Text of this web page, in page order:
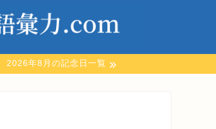
2026年8月の記念日一覧